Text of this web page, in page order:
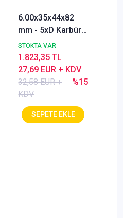
6.00x35x44x82
mm - 5xD Karbür
Matkap ucu,
BlueCut, 140°,
Genal amaçlı
STOKTA VAR
32,58 EUR +
KDV
%15
27,69 EUR + KDV
1.823,35 TL